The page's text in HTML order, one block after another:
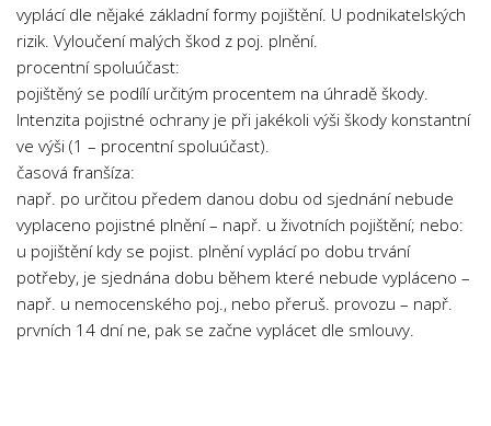
vyplácí dle nějaké základní formy pojištění. U podnikatelských
rizik. Vyloučení malých škod z poj. plnění.
procentní spoluúčast:
pojištěný se podílí určitým procentem na úhradě škody.
Intenzita pojistné ochrany je při jakékoli výši škody konstantní
ve výši (1 – procentní spoluúčast).
časová franšíza:
např. po určitou předem danou dobu od sjednání nebude
vyplaceno pojistné plnění – např. u životních pojištění; nebo:
u pojištění kdy se pojist. plnění vyplácí po dobu trvání
potřeby, je sjednána dobu během které nebude vypláceno –
např. u nemocenského poj., nebo přeruš. provozu – např.
prvních 14 dní ne, pak se začne vyplácet dle smlouvy.